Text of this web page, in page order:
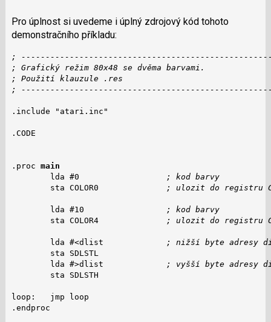
Pro úplnost si uvedeme i úplný zdrojový kód tohoto
demonstračního příkladu:
;
; Grafický režim 80x48 se dvěma barvami.
; Použití klauzule .res
;
.include "atari.inc"
.CODE
.proc main
        lda #0
; kod barvy
        sta COLOR0
; ulozit do registru
        lda #10
; kod barvy
        sta COLOR4
; ulozit do registru
        lda #<dlist
; nižší byte adresy
        sta SDLSTL
        lda #>dlist
; vyšší byte adresy
        sta SDLSTH
loop:   jmp loop
.endproc